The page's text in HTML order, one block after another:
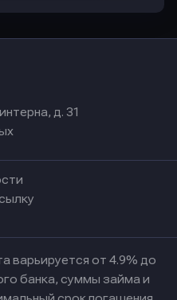
д. 31
варьируется от 4.9% до
банка, суммы займа и